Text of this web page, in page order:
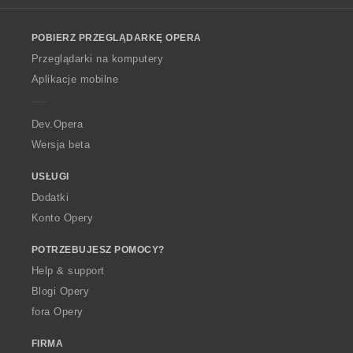
w
O
p
a
POBIERZ PRZEGLĄDARKĘ OPERA
Przeglądarki na komputery
Aplikacje mobilne
Dev.Opera
Wersja beta
USŁUGI
Dodatki
Konto Opery
POTRZEBUJESZ POMOCY?
Help & support
Blogi Opery
fora Opery
FIRMA